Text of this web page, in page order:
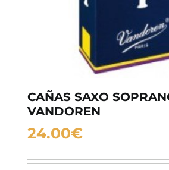
CAÑAS SAXO
VANDOREN
24.00€